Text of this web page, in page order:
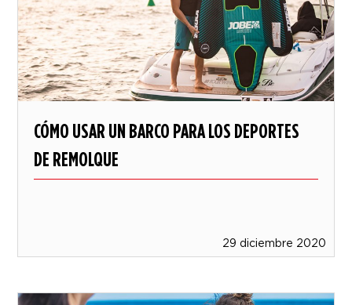
CÓMO USAR UN BARCO PARA LOS DEPORTES
DE REMOLQUE
29 diciembre 2020